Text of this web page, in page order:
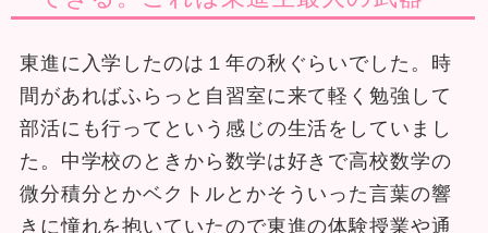
東進に入学したのは１年の秋ぐらいでした。時
間があればふらっと自習室に来て軽く勉強して
部活にも行ってという感じの生活をしていまし
た。中学校のときから数学は好きで高校数学の
微分積分とかベクトルとかそういった言葉の響
きに憧れを抱いていたので東進の体験授業や通